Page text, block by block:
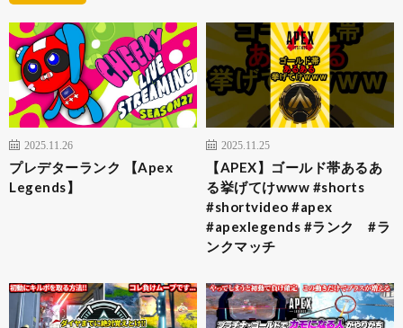
2025.11.26
プレデターランク 【Apex
Legends】
2025.11.25
【APEX】ゴールド帯あるあ
る挙げてけwww #shorts
#shortvideo #apex
#apexlegends #ランク #ラ
ンクマッチ